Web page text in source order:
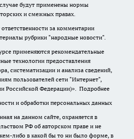
будут применены нормы
и смежных правах.
за комментарии
рубрики "народные новости".
применяются рекомендательные
технологии предоставления
систематизации и анализа сведений,
пользователей сети "Интернет",
Российской Федерации)». Подробнее
и обработки персональных данных
на данном сайте, охраняется в
РФ об авторском праве и не
либо в какой бы то ни было форме, в